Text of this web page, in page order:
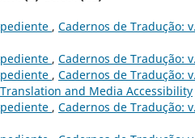
, Cadernos de Tradução:
, Cadernos de Tradução:
, Cadernos de Tradução:
and Media Accessibility
, Cadernos de Tradução: